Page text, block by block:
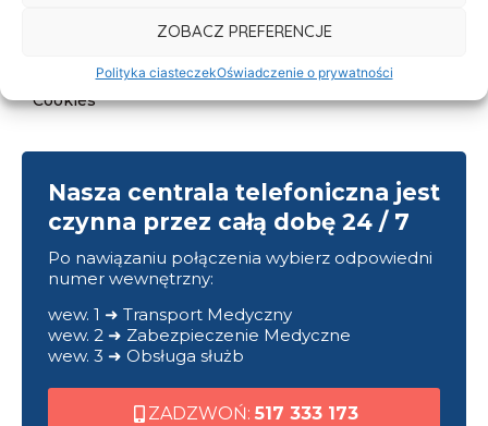
ZOBACZ PREFERENCJE
Polityka ciasteczekOświadczenie o prywatności
Klauzula informacyjna
Polityka prywatności
Cookies
Nasza centrala telefoniczna jest
czynna przez całą dobę 24 / 7
Po nawiązaniu połączenia wybierz odpowiedni
numer wewnętrzny:
wew. 1 ➜ Transport Medyczny
wew. 2 ➜ Zabezpieczenie Medyczne
wew. 3 ➜ Obsługa służb
ZADZWOŃ: 517 333 173